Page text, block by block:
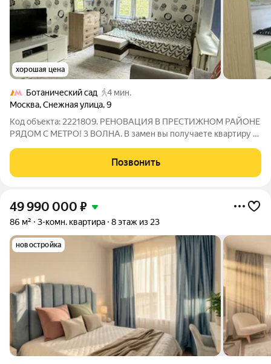
хорошая цена
Ботанический сад
4 мин.
Москва,Снежная улица,9
Код объекта: 2221809. РЕНОВАЦИЯ В ПРЕСТИЖНОМ РАЙОНЕ
РЯДОМ С МЕТРО! 3 ВОЛНА. В замен вы получаете квартиру в
Районе. Дом блочный с отличным теплосбережением и
шумоизоляцией. Низкие коммунальные
Позвонить
49 990 000 ₽
86 м² 3-комн. квартира 8 этаж из 23
новостройка